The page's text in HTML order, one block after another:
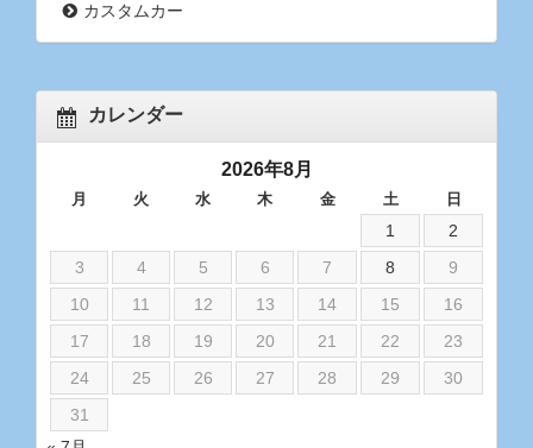
カスタムカー
カレンダー
2026年8月
月 火 水 木 金 土 日
1
2
3
4 5 6 7 8
9
10
11 12 13 14 15
16
17
18 19 20 21 22
23
24
25 26 27 28 29
30
31